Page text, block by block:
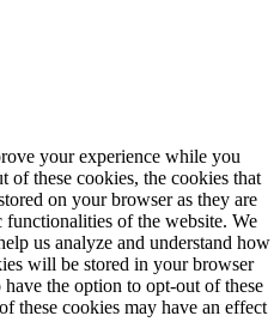
your experience while you
of these cookies, the cookies that
on your browser as they are
of the website. We
us analyze and understand how
will be stored in your browser
the option to opt-out of these
these cookies may have an effect